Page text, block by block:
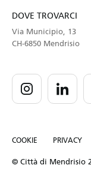
DOVE TROVARCI
Via Municipio, 13
CH-6850 Mendrisio
COOKIE PRIVACY
© Città di Mendrisio